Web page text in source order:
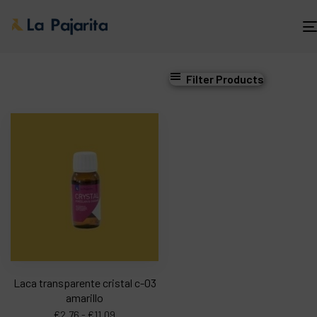
Filter Products
Laca transparente cristal c-03
amarillo